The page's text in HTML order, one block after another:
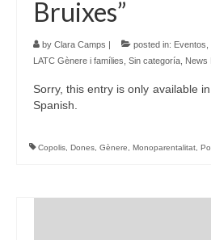
Bruixes”
by Clara Camps | posted in: Eventos
LATC Gènere i famílies Sin categoría News
Sorry, this entry is only available
Spanish.
Copolis Dones Gènere Monoparentalitat